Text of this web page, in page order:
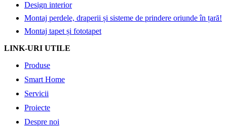
Design interior
Montaj perdele, draperii și sisteme de prindere oriunde în țară!
Montaj tapet și fototapet
LINK-URI UTILE
Produse
Smart Home
Servicii
Proiecte
Despre noi